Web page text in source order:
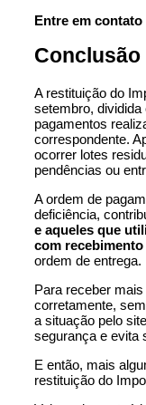
Entre em
Conclusão
A restituição do
setembro,
pagamentos
correspondente.
ocorrer lotes
pendências ou
A ordem de
deficiência,
e aqueles que
com recebimento
ordem de entrega.
Para receber
corretamente,
a situação pelo
segurança e evita
E então, mais
restituição do